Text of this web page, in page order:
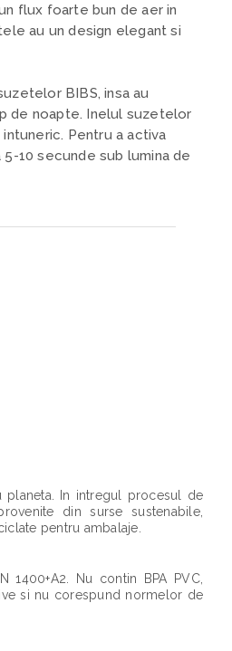
flux foarte bun de aer in
au un design elegant si
BIBS, insa au
de noapte. Inelul suzetelor
Pentru a activa
10 secunde sub lumina de
planeta. In intregul procesul de
din surse sustenabile,
pentru ambalaje.
Nu contin BPA PVC,
si nu corespund normelor de